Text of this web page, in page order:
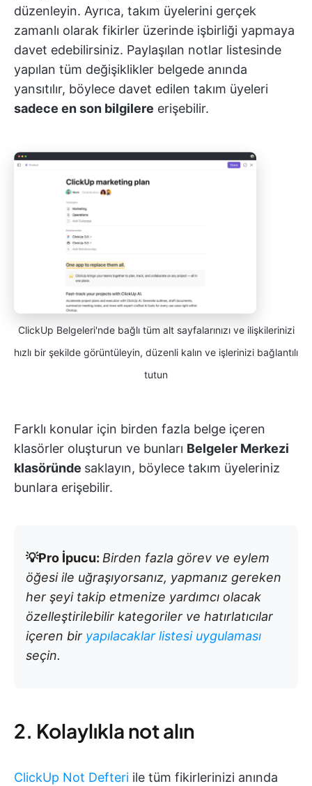
düzenleyin. Ayrıca, takım üyelerini gerçek
zamanlı olarak fikirler üzerinde işbirliği yapmaya
davet edebilirsiniz. Paylaşılan notlar listesinde
yapılan tüm değişiklikler belgede anında
yansıtılır, böylece davet edilen takım üyeleri
sadece en son bilgilere erişebilir.
ClickUp Belgeleri'nde bağlı tüm alt sayfalarınızı ve ilişkilerinizi
hızlı bir şekilde görüntüleyin, düzenli kalın ve işlerinizi bağlantılı
tutun
Farklı konular için birden fazla belge içeren
klasörler oluşturun ve bunları Belgeler Merkezi
klasöründe saklayın, böylece takım üyeleriniz
bunlara erişebilir.
💡Pro İpucu: Birden fazla görev ve eylem
öğesi ile uğraşıyorsanız, yapmanız gereken
her şeyi takip etmenize yardımcı olacak
özelleştirilebilir kategoriler ve hatırlatıcılar
içeren bir yapılacaklar listesi uygulaması
seçin.
2. Kolaylıkla not alın
ClickUp Not Defteri ile tüm fikirlerinizi anında